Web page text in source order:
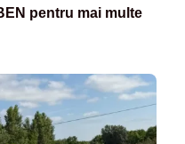
pentru mai multe